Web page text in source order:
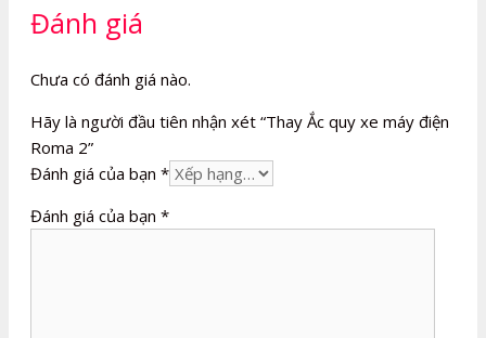
Đánh giá
Chưa có đánh giá nào.
Hãy là người đầu tiên nhận xét “Thay Ắc quy xe máy điện
Roma 2”
Đánh giá của bạn *
Đánh giá của bạn *